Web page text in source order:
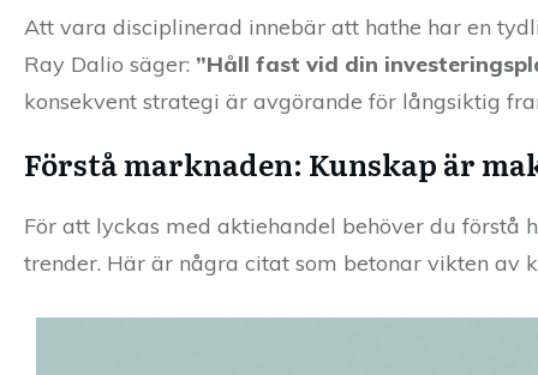
Att vara disciplinerad innebär att hathe har en
Ray Dalio säger: ”Håll fast vid din
konsekvent strategi är avgörande för långsiktig
Förstå marknaden: Kunskap är
För att lyckas med aktiehandel behöver du
trender. Här är några citat som betonar vikten av